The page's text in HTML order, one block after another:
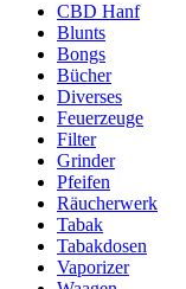
CBD Hanf
Blunts
Bongs
Bücher
Diverses
Feuerzeuge
Filter
Grinder
Pfeifen
Räucherwerk
Tabak
Tabakdosen
Vaporizer